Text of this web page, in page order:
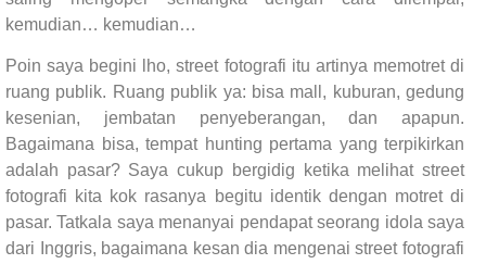
kemudian… kemudian…
Poin saya begini lho, street fotografi itu artinya memotret di
ruang publik. Ruang publik ya: bisa mall, kuburan, gedung
kesenian, jembatan penyeberangan, dan apapun.
Bagaimana bisa, tempat hunting pertama yang terpikirkan
adalah pasar? Saya cukup bergidig ketika melihat street
fotografi kita kok rasanya begitu identik dengan motret di
pasar. Tatkala saya menanyai pendapat seorang idola saya
dari Inggris, bagaimana kesan dia mengenai street fotografi